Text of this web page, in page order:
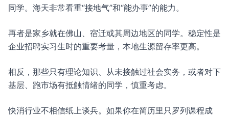
同学。海天非常看重“接地气”和“能办事”的能力。
再者是家乡就在佛山、宿迁或其周边地区的同学。稳定性是
企业招聘实习生时的重要考量，本地生源留存率更高。
相反，那些只有理论知识、从未接触过社会实务，或者对下
基层、跑市场有抵触情绪的同学，慎重考虑。
快消行业不相信纸上谈兵。如果你在简历里只罗列课程成